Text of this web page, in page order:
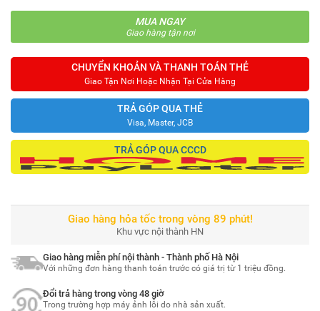
MUA NGAY
Giao hàng tận nơi
CHUYỂN KHOẢN VÀ THANH TOÁN THẺ
Giao Tận Nơi Hoặc Nhận Tại Cửa Hàng
TRẢ GÓP QUA THẺ
Visa, Master, JCB
TRẢ GÓP QUA CCCD
Giao hàng hỏa tốc trong vòng 89 phút!
Khu vực nội thành HN
Giao hàng miễn phí nội thành - Thành phố Hà Nội
Với những đơn hàng thanh toán trước có giá trị từ 1 triệu đồng.
Đổi trả hàng trong vòng 48 giờ
Trong trường hợp máy ảnh lỗi do nhà sản xuất.